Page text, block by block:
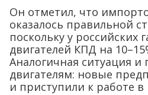
Он отметил, что
оказалось правильной
поскольку у российских
двигателей КПД на
Аналогичная ситуация
двигателям: новые
и приступили к работе